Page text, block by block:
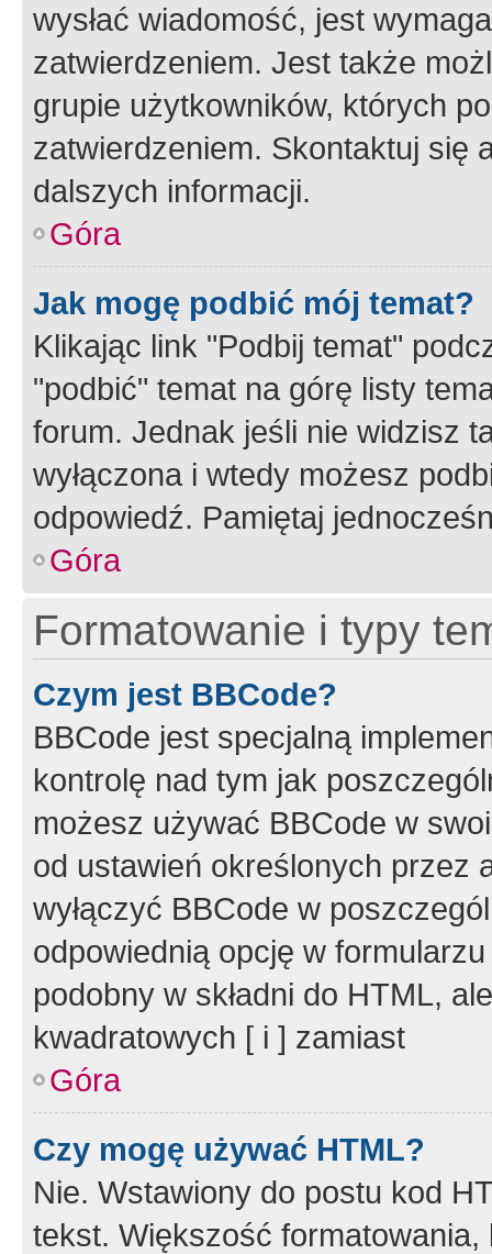
wysłać wiadomość, jest
zatwierdzeniem. Jest także
grupie użytkowników, których
zatwierdzeniem. Skontaktuj się
dalszych informacji.
Góra
Jak mogę podbić mój temat?
Klikając link "Podbij temat"
"podbić" temat na górę listy
forum. Jednak jeśli nie widzisz
wyłączona i wtedy możesz
odpowiedź. Pamiętaj
Góra
Formatowanie i typy
Czym jest BBCode?
BBCode jest specjalną
kontrolę nad tym jak
możesz używać BBCode w
od ustawień określonych przez
wyłączyć BBCode w
odpowiednią opcję w
podobny w składni do HTML,
kwadratowych [ i ] zamiast
Góra
Czy mogę używać HTML?
Nie. Wstawiony do postu kod
tekst. Większość